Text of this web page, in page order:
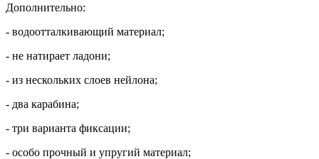
Дополнительно:
- водоотталкивающий материал;
- не натирает ладони;
- из нескольких слоев нейлона;
- два карабина;
- три варианта фиксации;
- особо прочный и упругий материал;